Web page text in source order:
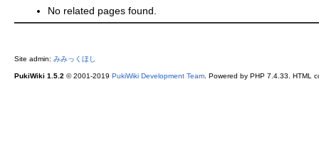
No related pages found.
Site admin: みみっくほし
PukiWiki 1.5.2 © 2001-2019 PukiWiki Development Team. Powered by PHP 7.4.33. HTML